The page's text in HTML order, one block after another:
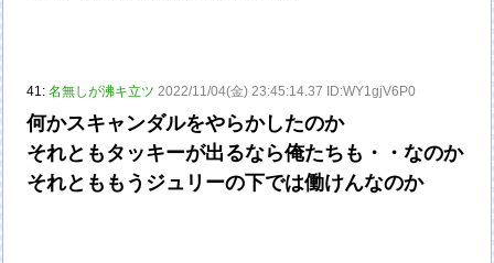
41:名無しが沸キ立ツ 2022/11/04(金) 23:45:14.37 ID:WY1gjV6P0
何かスキャンダルをやらかしたのか
それともタッキーが出るなら俺たちも・・なのか
それとももうジュリーの下では働けんなのか